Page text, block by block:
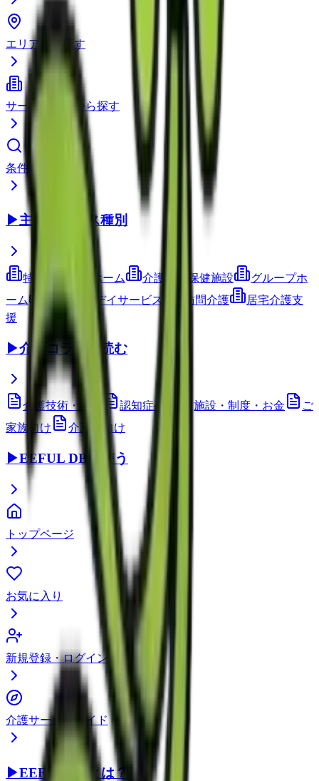
エリアから探す
サービス種別から探す
条件で検索
▶主要サービス種別
特別養護老人ホーム 介護老人保健施設
グループホ
ーム
通所介護(デイサービス) 訪問介護
居宅介護支
援
▶介護コラムを読む
介護技術・ケア 認知症ケア 施設・制度・お金
ご
家族向け
介護職向け
▶EEFUL DBを使う
トップページ
お気に入り
新規登録・ログイン
介護サービスガイド
▶EEFUL DBとは？